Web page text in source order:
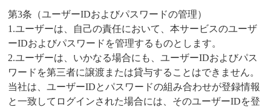
第3条（ユーザーIDおよびパスワードの管理）
1.ユーザーは、自己の責任において、本サービスのユーザ
ーIDおよびパスワードを管理するものとします。
2.ユーザーは、いかなる場合にも、ユーザーIDおよびパス
ワードを第三者に譲渡または貸与することはできません。
当社は、ユーザーIDとパスワードの組み合わせが登録情報
と一致してログインされた場合には、そのユーザーIDを登